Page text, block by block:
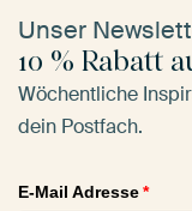
Unser
10 % Rabatt
Wöchentliche
dein Postfach.
E-Mail Adresse*